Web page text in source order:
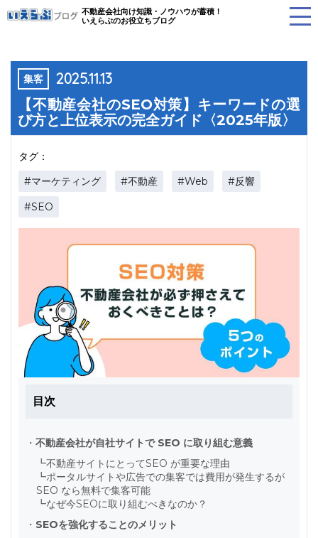
不動産会社向け知識・ノウハウが蓄積！
いえらぶのお役立ちブログ
集客 2025.11.13
【不動産会社のSEO対策】キーワードの選
び方と上位表示の完全ガイド〈2025年版〉
タグ：
#マーケティング #不動産 #Web
#反響
#SEO
目次
・ 不動産会社が自社サイトで SEO に取り組む意義
┗不動産サイトにとってSEO が重要な理由
┗ポータルサイトや広告での集客では費用が発生するが
SEO なら無料で集客可能
┗なぜ今SEOに取り組むべきなのか？
・ SEOを強化することのメリット